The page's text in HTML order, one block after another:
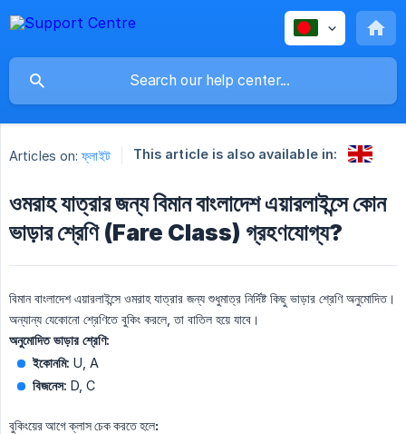
Articles on: ফ্লাইট This article is also available in:
ওমরাহ যাত্রার জন্য বিমান বাংলাদেশ এয়ারলাইন্সে কোন
ভাড়ার শ্রেণি (Fare Class) গ্রহণযোগ্য?
বিমান বাংলাদেশ এয়ারলাইন্সে ওমরাহ যাত্রার জন্য শুধুমাত্র নির্দিষ্ট কিছু ভাড়ার শ্রেণি অনুমোদিত।
অন্যান্য যেকোনো শ্রেণিতে বুকিং করলে, তা বাতিল হয়ে যাবে।
অনুমোদিত ভাড়ার শ্রেণি:
ইকোনমি: U, A
বিজনেস: D, C
বুকিংয়ের আগে ক্লাস চেক করতে হলে: